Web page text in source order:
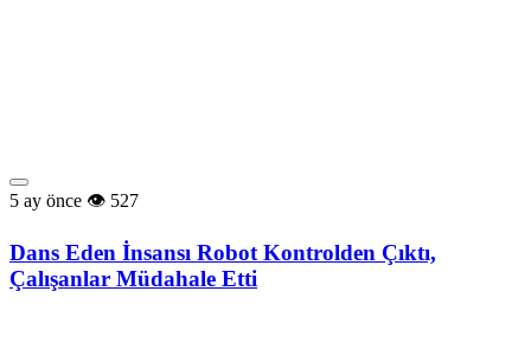
5 ay önce 527
Dans Eden İnsansı Robot Kontrolden Çıktı,
Çalışanlar Müdahale Etti